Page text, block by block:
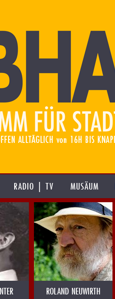
RADIO | TV MUSÄUM
ROLAND NEUWIRTH